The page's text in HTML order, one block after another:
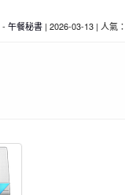
- 午餐秘書 | 2026-03-13 | 人氣